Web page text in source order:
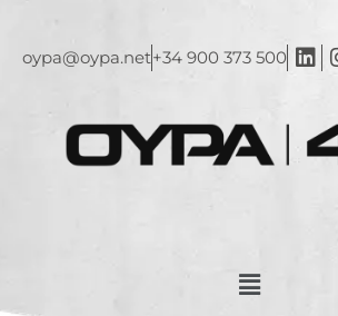
oypa@oypa.net+34 900 373 500